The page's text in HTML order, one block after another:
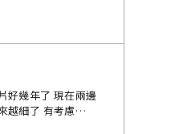
想請問我適合用
好幾年了 現在兩邊
越細了 有考慮是不
看到你們也貼增髮